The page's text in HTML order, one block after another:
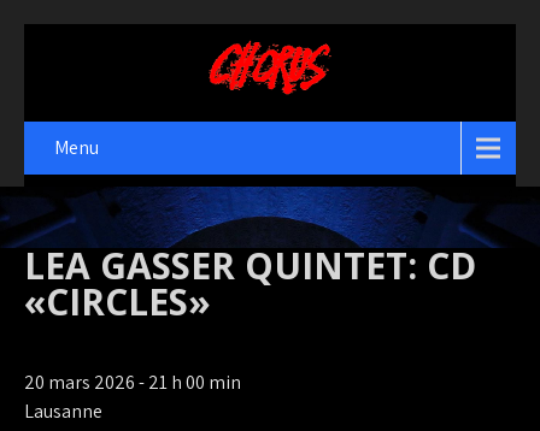
Menu
LEA GASSER QUINTET: CD
«CIRCLES»
20 mars 2026 - 21 h 00 min
Lausanne